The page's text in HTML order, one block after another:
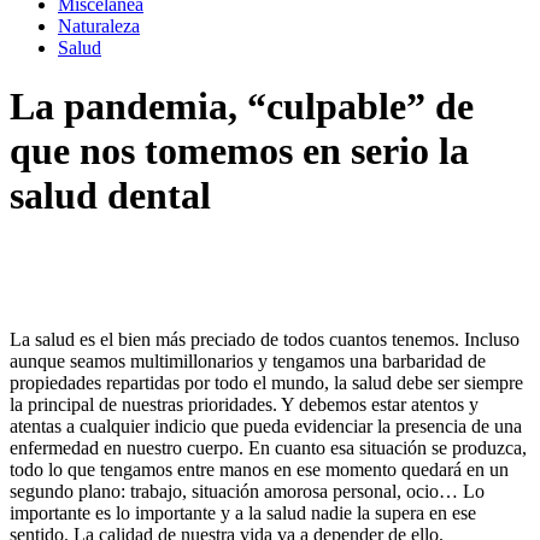
Miscelánea
Naturaleza
Salud
La pandemia, “culpable” de
que nos tomemos en serio la
salud dental
La salud es el bien más preciado de todos cuantos tenemos. Incluso
aunque seamos multimillonarios y tengamos una barbaridad de
propiedades repartidas por todo el mundo, la salud debe ser siempre
la principal de nuestras prioridades. Y debemos estar atentos y
atentas a cualquier indicio que pueda evidenciar la presencia de una
enfermedad en nuestro cuerpo. En cuanto esa situación se produzca,
todo lo que tengamos entre manos en ese momento quedará en un
segundo plano: trabajo, situación amorosa personal, ocio… Lo
importante es lo importante y a la salud nadie la supera en ese
sentido. La calidad de nuestra vida va a depender de ello.